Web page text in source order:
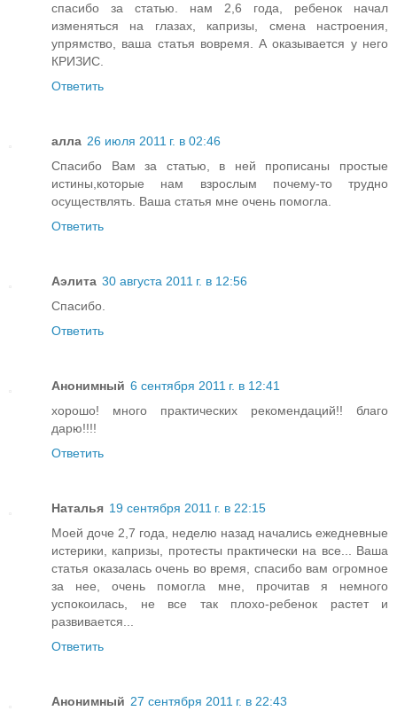
спасибо за статью. нам 2,6 года, ребенок начал
изменяться на глазах, капризы, смена настроения,
упрямство, ваша статья вовремя. А оказывается у него
КРИЗИС.
Ответить
алла 26 июля 2011 г. в 02:46
Спасибо Вам за статью, в ней прописаны простые
истины,которые нам взрослым почему-то трудно
осуществлять. Ваша статья мне очень помогла.
Ответить
Аэлита 30 августа 2011 г. в 12:56
Спасибо.
Ответить
Анонимный 6 сентября 2011 г. в 12:41
хорошо! много практических рекомендаций!! благо
дарю!!!!
Ответить
Наталья 19 сентября 2011 г. в 22:15
Моей доче 2,7 года, неделю назад начались ежедневные
истерики, капризы, протесты практически на все... Ваша
статья оказалась очень во время, спасибо вам огромное
за нее, очень помогла мне, прочитав я немного
успокоилась, не все так плохо-ребенок растет и
развивается...
Ответить
Анонимный 27 сентября 2011 г. в 22:43